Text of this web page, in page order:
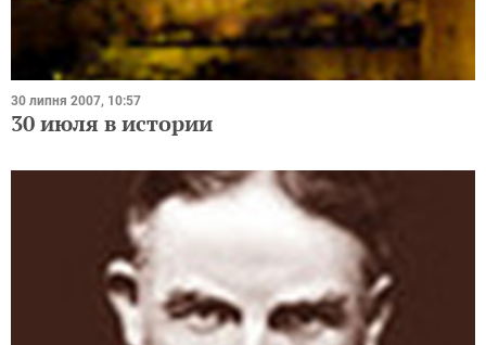
30 липня 2007, 10:57
30 июля в истории